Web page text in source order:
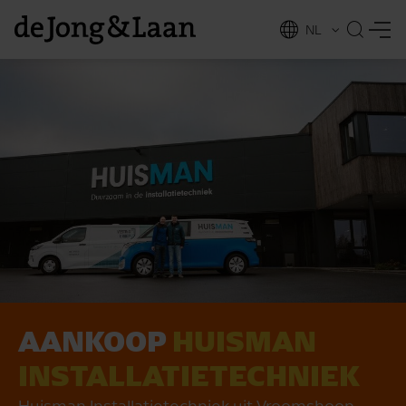
NL
AANKOOP HUISMAN
INSTALLATIE­TECHNIEK